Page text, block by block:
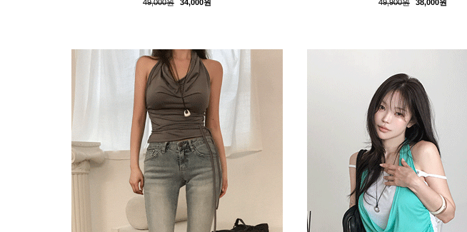
49,000원 34,000원 49,900원 38,000원